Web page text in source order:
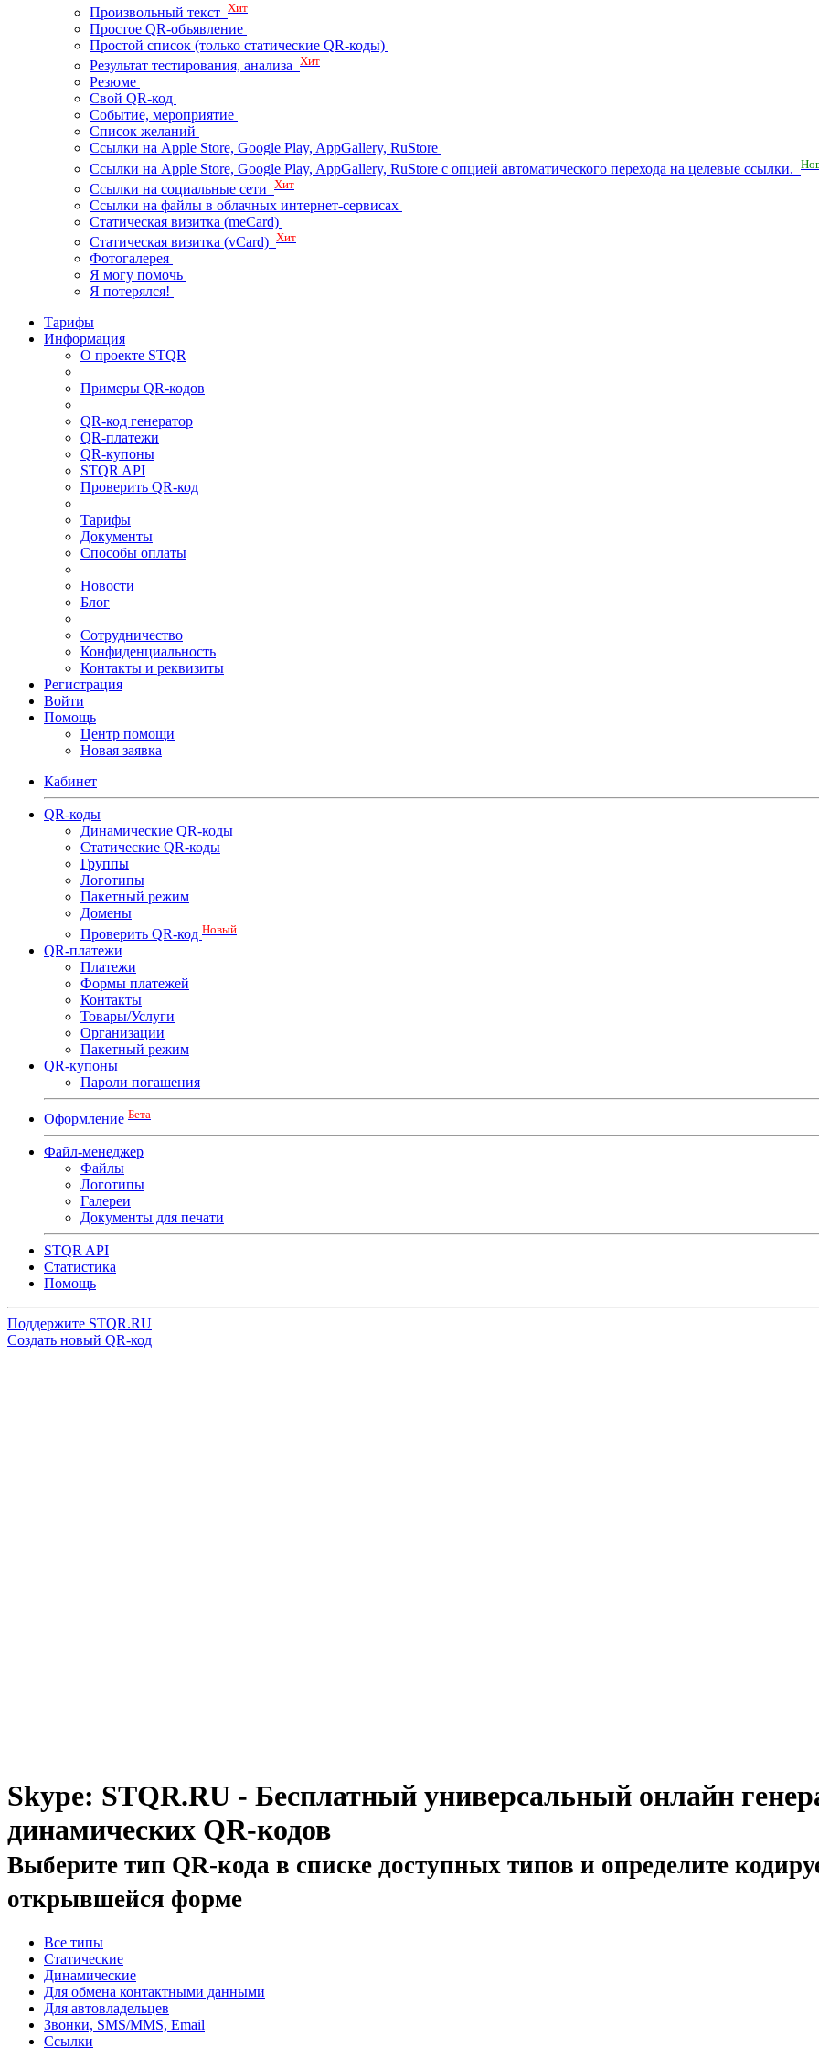
Произвольный текст Хит
Простое QR-объявление
Простой список (только статические QR-коды)
Результат тестирования, анализа Хит
Резюме
Свой QR-код
Событие, мероприятие
Список желаний
Ссылки на Apple Store, Google Play, AppGallery, RuStore
Ссылки на Apple Store, Google Play, AppGallery, RuStore с опцией автоматического перехода на целевые ссылки.
Ссылки на социальные сети Хит
Ссылки на файлы в облачных интернет-сервисах
Статическая визитка (meCard)
Статическая визитка (vCard) Хит
Фотогалерея
Я могу помочь
Я потерялся!
Тарифы
Информация
О проекте STQR
Примеры QR-кодов
QR-код генератор
QR-платежи
QR-купоны
STQR API
Проверить QR-код
Тарифы
Документы
Способы оплаты
Новости
Блог
Сотрудничество
Конфиденциальность
Контакты и реквизиты
Регистрация
Войти
Помощь
Центр помощи
Новая заявка
Кабинет
QR-коды
Динамические QR-коды
Статические QR-коды
Группы
Логотипы
Пакетный режим
Домены
Проверить QR-код Новый
QR-платежи
Платежи
Формы платежей
Контакты
Товары/Услуги
Организации
Пакетный режим
QR-купоны
Пароли погашения
Оформление Бета
Файл-менеджер
Файлы
Логотипы
Галереи
Документы для печати
STQR API
Cтатистика
Помощь
Поддержите STQR.RU
Создать новый QR-код
Skype: STQR.RU - Бесплатный универсальный онлайн
динамических QR-кодов
Выберите тип QR-кода в списке доступных типов и определите
открывшейся форме
Все типы
Статические
Динамические
Для обмена контактными данными
Для автовладельцев
Звонки, SMS/MMS, Email
Ссылки